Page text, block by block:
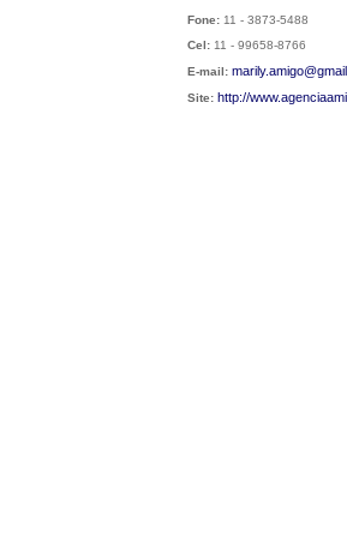
Fone: 11 - 3873-5488
Cel: 11 - 99658-8766
E-mail:
Site: http://